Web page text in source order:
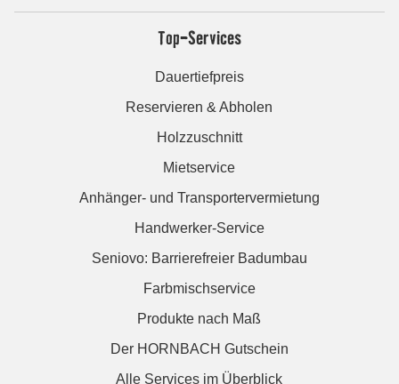
Top-Services
Dauertiefpreis
Reservieren & Abholen
Holzzuschnitt
Mietservice
Anhänger- und Transportervermietung
Handwerker-Service
Seniovo: Barrierefreier Badumbau
Farbmischservice
Produkte nach Maß
Der HORNBACH Gutschein
Alle Services im Überblick